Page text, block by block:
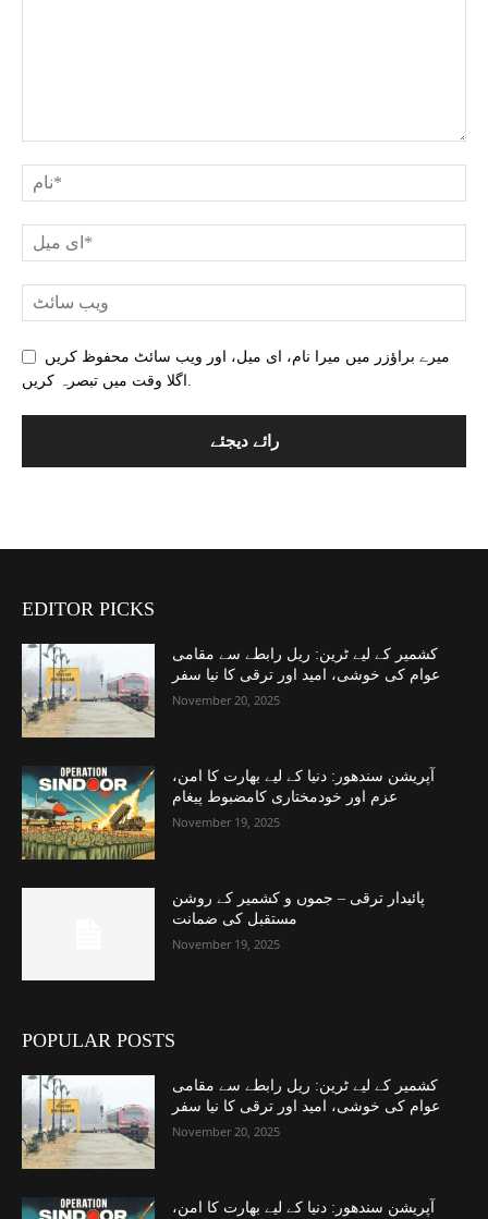
میرے براؤزر میں میرا نام، ای میل، اور ویب سائٹ محفوظ کریں
اگلا وقت میں تبصرہ کریں.
EDITOR PICKS
کشمیر کے لیے ٹرین: ریل رابطے سے مقامی
عوام کی خوشی، امید اور ترقی کا نیا سفر
November 20, 2025
آپریشن سندھور: دنیا کے لیے بھارت کا امن،
عزم اور خودمختاری کامضبوط پیغام
November 19, 2025
پائیدار ترقی – جموں و کشمیر کے روشن
مستقبل کی ضمانت
November 19, 2025
POPULAR POSTS
کشمیر کے لیے ٹرین: ریل رابطے سے مقامی
عوام کی خوشی، امید اور ترقی کا نیا سفر
November 20, 2025
آپریشن سندھور: دنیا کے لیے بھارت کا امن،